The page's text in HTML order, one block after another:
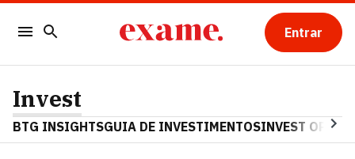
Entrar
Invest
BTG INSIGHTSGUIA DE INVESTIMENTOSINVEST OPINA